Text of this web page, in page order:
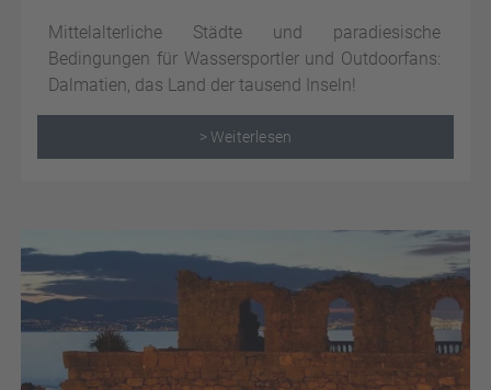
Mittelalterliche Städte und paradiesische
Bedingungen für Wassersportler und Outdoorfans:
Dalmatien, das Land der tausend Inseln!
> Weiterlesen